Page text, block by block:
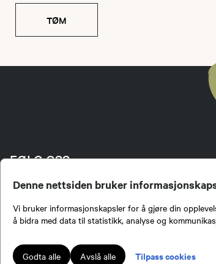
Denne nettsiden bruker
Vi bruker informasjonskapsler for å gjøre din
å bidra med data til statistikk, analyse og
Godta alle Avslå alle Tilpass cookies
TØM
FØLG OSS